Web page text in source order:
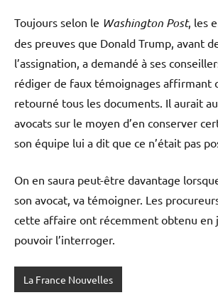
Toujours selon le Washington Post, les
des preuves que Donald Trump, avant
l’assignation, a demandé à ses
rédiger de faux témoignages affirmant
retourné tous les documents. Il aurait
avocats sur le moyen d’en conserver
son équipe lui a dit que ce n’était pas
On en saura peut-être davantage
son avocat, va témoigner. Les
cette affaire ont récemment obtenu en
pouvoir l’interroger.
La France Nouvelles